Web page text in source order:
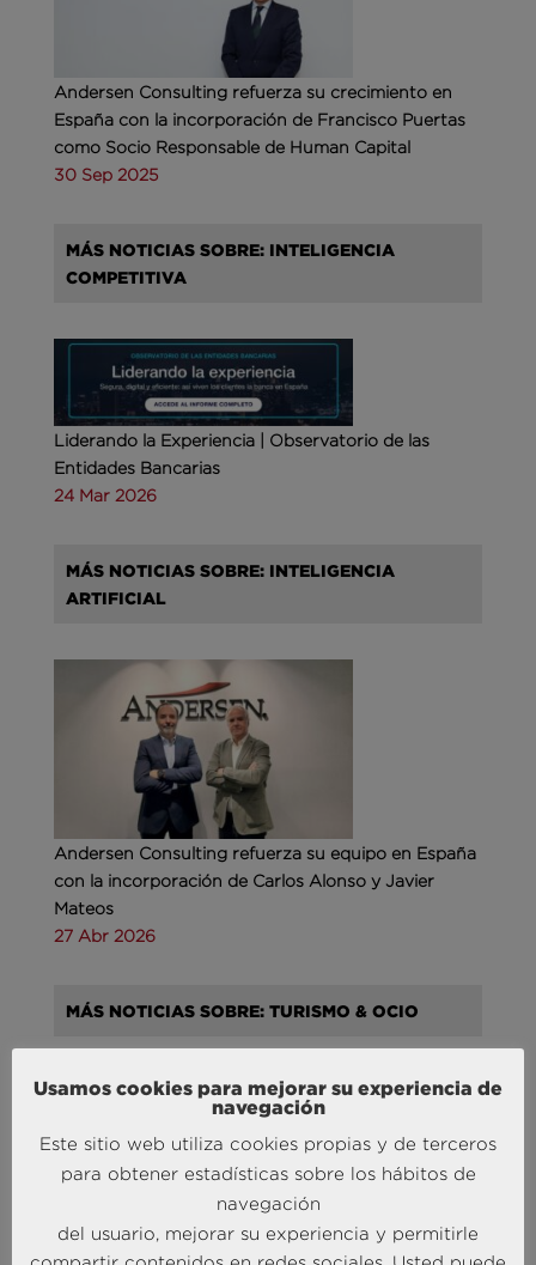
Andersen Consulting refuerza su crecimiento en
España con la incorporación de Francisco Puertas
como Socio Responsable de Human Capital
30 Sep 2025
MÁS NOTICIAS SOBRE: INTELIGENCIA
COMPETITIVA
Liderando la Experiencia | Observatorio de las
Entidades Bancarias
24 Mar 2026
MÁS NOTICIAS SOBRE: INTELIGENCIA
ARTIFICIAL
Andersen Consulting refuerza su equipo en España
con la incorporación de Carlos Alonso y Javier
Mateos
27 Abr 2026
MÁS NOTICIAS SOBRE: TURISMO & OCIO
Agencias de viajes: del mostrador al taller de
experiencias
Usamos cookies para mejorar su experiencia de
navegación
Este sitio web utiliza cookies propias y de terceros
para obtener estadísticas sobre los hábitos de
navegación
del usuario, mejorar su experiencia y permitirle